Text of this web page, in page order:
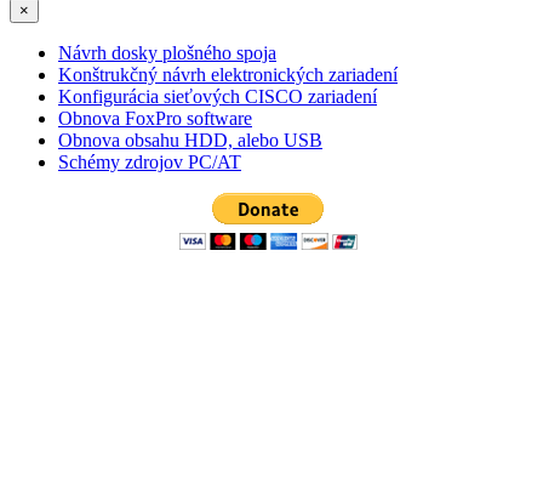
×
Návrh dosky plošného spoja
Konštrukčný návrh elektronických zariadení
Konfigurácia sieťových CISCO zariadení
Obnova FoxPro software
Obnova obsahu HDD, alebo USB
Schémy zdrojov PC/AT